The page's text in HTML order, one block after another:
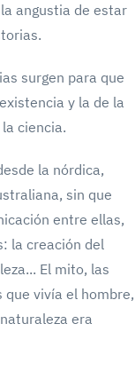
angustia de estar
surgen para que
y la de la
ciencia.
la nórdica,
sin que
entre ellas,
la creación del
El mito, las
que vivía el hombre,
era